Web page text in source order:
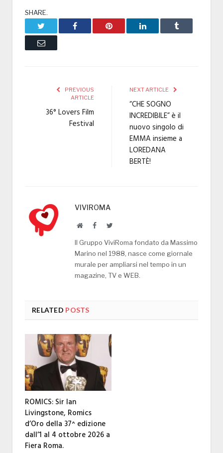
SHARE.
Facebook Pinterest LinkedIn Tumblr
Email
PREVIOUS
ARTICLE
36° Lovers Film
Festival
NEXT ARTICLE
“CHE SOGNO
INCREDIBILE” è il
nuovo singolo di
EMMA insieme a
LOREDANA
BERTÈ!
VIVIROMA
WebsiteFacebookTwitter
Il Gruppo ViviRoma fondato da Massimo
Marino nel 1988, nasce come giornale
murale per ampliarsi nel tempo in un
magazine, TV e WEB.
RELATED POSTS
ROMICS: Sir Ian
Livingstone, Romics
d’Oro della 37^ edizione
dall’1 al 4 ottobre 2026 a
Fiera Roma.